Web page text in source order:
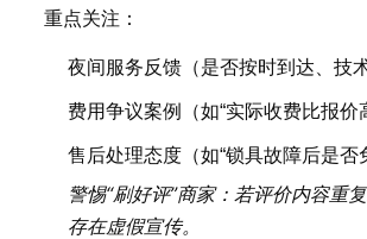
重点关注：
夜间服务反馈（是否按时到达、技
费用争议案例（如“实际收费比报价
售后处理态度（如“锁具故障后是否
警惕“刷好评”商家：若评价内容重
存在虚假宣传。